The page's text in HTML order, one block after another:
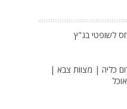
לשופטי בג"ץ
כליה | מצוות צבא |